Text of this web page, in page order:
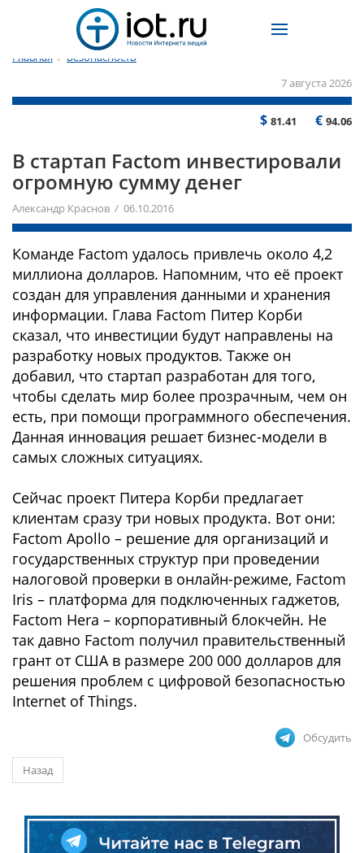
Главная / Безопасность
7 августа 2026
$ 81.41 € 94.06
В стартап Factom инвестировали
огромную сумму денег
Александр Краснов / 06.10.2016
Команде Factom удалось привлечь около 4,2
миллиона долларов. Напомним, что её проект
создан для управления данными и хранения
информации. Глава Factom Питер Корби
сказал, что инвестиции будут направлены на
разработку новых продуктов. Также он
добавил, что стартап разработан для того,
чтобы сделать мир более прозрачным, чем он
есть, при помощи программного обеспечения.
Данная инновация решает бизнес-модели в
самых сложных ситуациях.
Сейчас проект Питера Корби предлагает
клиентам сразу три новых продукта. Вот они:
Factom Apollo – решение для организаций и
государственных структур при проведении
налоговой проверки в онлайн-режиме, Factom
Iris – платформа для подключенных гаджетов,
Factom Hera – корпоративный блокчейн. Не
так давно Factom получил правительственный
грант от США в размере 200 000 долларов для
решения проблем с цифровой безопасностью
Internet of Things.
Обсудить
Назад